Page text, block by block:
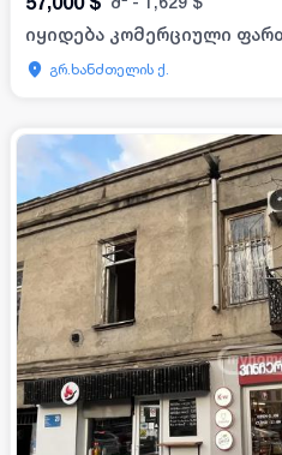
იყიდება კომერციული
გრ.ხანძთელის ქ.